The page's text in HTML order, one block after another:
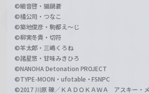
©細音啓・猫鍋蒼
©橘公司・つなこ
©築地俊彦・駒都え～じ
©柳実冬貴・切符
©羊太郎・三嶋くろね
©諸星悠・甘味みきひろ
©NANOHA Detonation PROJECT
©TYPE-MOON・ufotable・FSNPC
©2017 川原 礫／ＫＡＤＯＫＡＷＡ アスキー・